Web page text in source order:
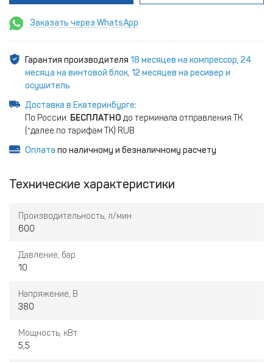
Заказать через WhatsApp
Гарантия производителя 18 месяцев на компрессор, 24
месяца на винтовой блок, 12 месяцев на ресивер и
осушитель
Доставка в Екатеринбурге:
По России: БЕСПЛАТНО до терминала отправления ТК
(*далее по тарифам ТК) RUB
Оплата по наличному и безналичному расчету
Технические характеристики
Производительность, л/мин
600
Давление, бар
10
Напряжение, В
380
Мощность, кВт
5,5